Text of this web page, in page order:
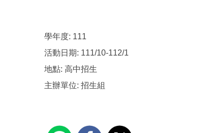
學年度: 111
活動日期: 111/10-112/1
地點: 高中招生
主辦單位: 招生組